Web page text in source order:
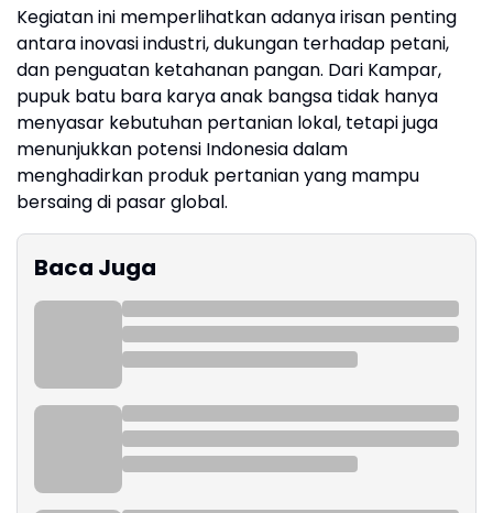
Kegiatan ini memperlihatkan adanya irisan penting
antara inovasi industri, dukungan terhadap petani,
dan penguatan ketahanan pangan. Dari Kampar,
pupuk batu bara karya anak bangsa tidak hanya
menyasar kebutuhan pertanian lokal, tetapi juga
menunjukkan potensi Indonesia dalam
menghadirkan produk pertanian yang mampu
bersaing di pasar global.
Baca Juga